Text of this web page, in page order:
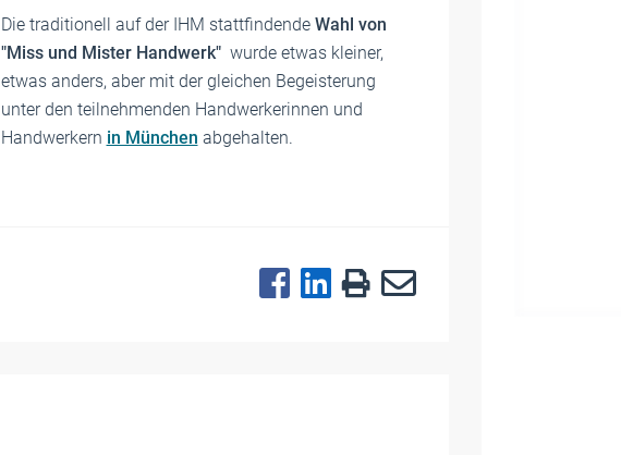
Die traditionell auf der IHM stattfindende Wahl von
"Miss und Mister Handwerk"wurde etwas kleiner,
etwas anders, aber mit der gleichen Begeisterung
unter den teilnehmenden Handwerkerinnen und
Handwerkern in München abgehalten.